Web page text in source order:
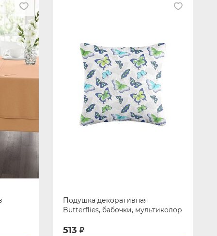
Подушка декоративная
Butterflies, бабочки, мультиколор
513